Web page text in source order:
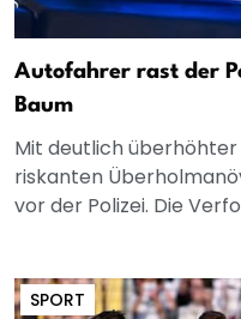
Autofahrer rast der
Baum
Mit deutlich
riskanten
vor der Polizei. Die
SPORT